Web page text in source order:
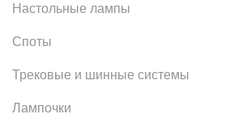
Настольные лампы
Споты
Трековые и шинные системы
Лампочки